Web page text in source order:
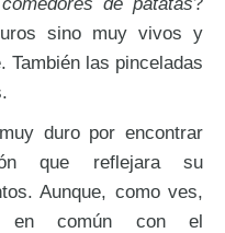
sino muy vivos y
También las pinceladas
duro por encontrar
que reflejara su
Aunque, como ves,
en común con el